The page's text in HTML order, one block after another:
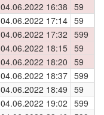
04.06.2022 16:38 59
04.06.2022 17:14 59
04.06.2022 17:32 599
04.06.2022 18:15 59
04.06.2022 18:20 59
04.06.2022 18:37 599
04.06.2022 18:49 59
04.06.2022 19:02 599